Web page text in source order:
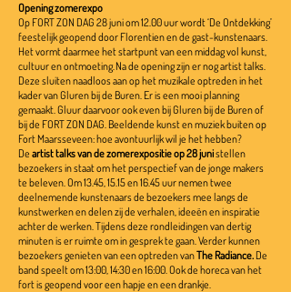
Opening zomerexpo
Op FORT ZON DAG 28 juni om 12.00 uur wordt ‘De Ontdekking’
feestelijk geopend door Florentien en de gast-kunstenaars.
Het vormt daarmee het startpunt van een middag vol kunst,
cultuur en ontmoeting. Na de opening zijn er nog artist talks.
Deze sluiten naadloos aan op het muzikale optreden in het
kader van Gluren bij de Buren. Er is een mooi planning
gemaakt. Gluur daarvoor ook even bij Gluren bij de Buren of
bij de FORT ZON DAG. Beeldende kunst en muziek buiten op
Fort Maarsseveen: hoe avontuurlijk wil je het hebben?
De artist talks van de zomerexpositie op 28 junistellen
bezoekers in staat om het perspectief van de jonge makers
te beleven. Om 13.45, 15.15 en 16.45 uur nemen twee
deelnemende kunstenaars de bezoekers mee langs de
kunstwerken en delen zij de verhalen, ideeën en inspiratie
achter de werken. Tijdens deze rondleidingen van dertig
minuten is er ruimte om in gesprek te gaan. Verder kunnen
bezoekers genieten van een optreden vanThe Radiance.De
band speelt om 13:00, 14:30 en 16:00. Ook de horeca van het
fort is geopend voor een hapje en een drankje.